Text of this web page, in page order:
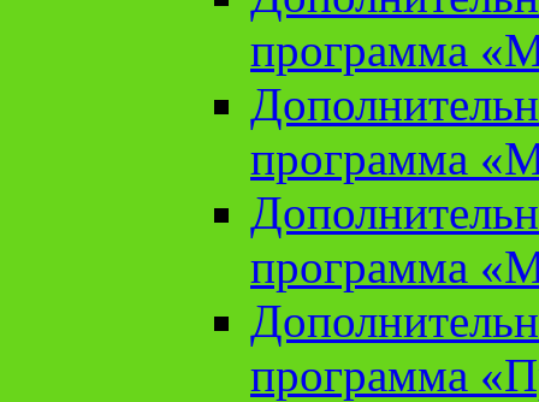
программа
программа
программа
программа